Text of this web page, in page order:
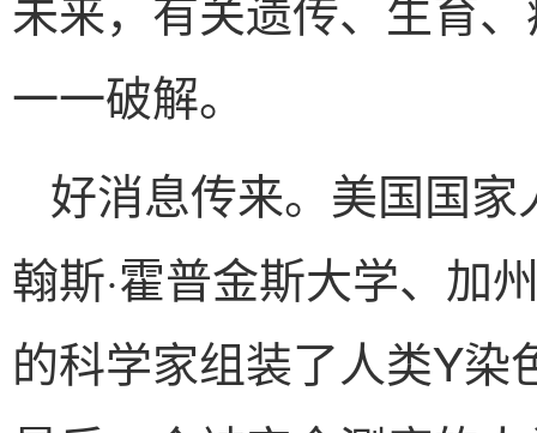
一一破解。
好消息传来。美国国
翰斯·霍普金斯大学、加
的科学家组装了人类Y